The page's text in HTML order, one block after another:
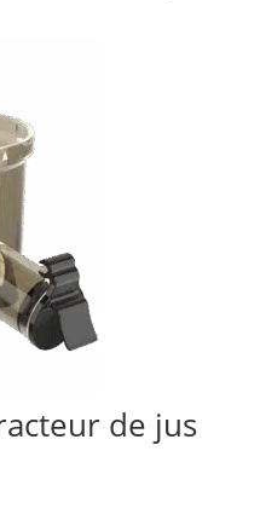
de jus